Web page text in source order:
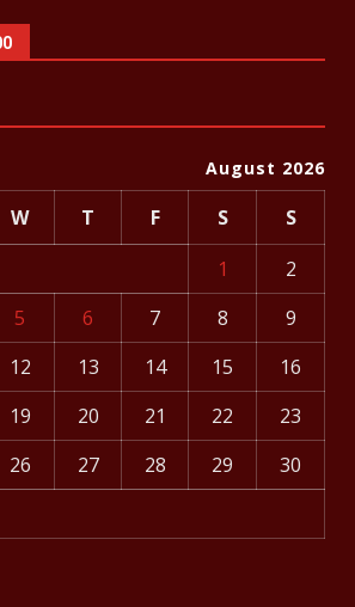
August 2026
W T F S
S
1
2
5 6 7 8
9
12 13 14 15
16
19 20 21 22
23
26 27 28 29
30